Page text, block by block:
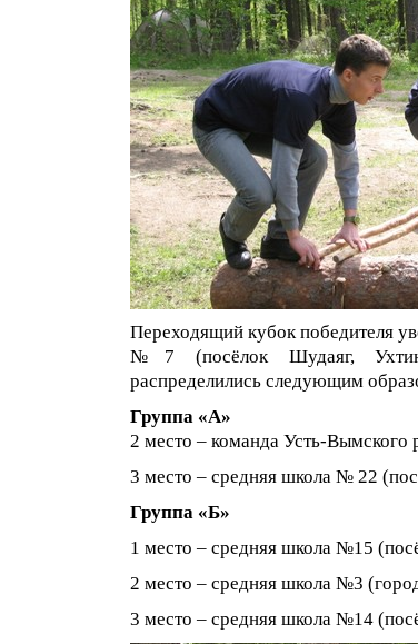
Переходящий кубок победителя
№7 (посёлок Шудаяг,
распределились следующим
Группа «А»
2 место – команда Усть-Вымского
3 место – средняя школа № 22
Группа «Б»
1 место – средняя школа №15
2 место – средняя школа №3
3 место – средняя школа №14